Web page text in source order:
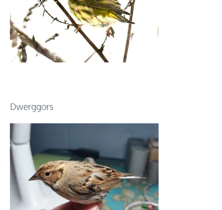
Dwerggors